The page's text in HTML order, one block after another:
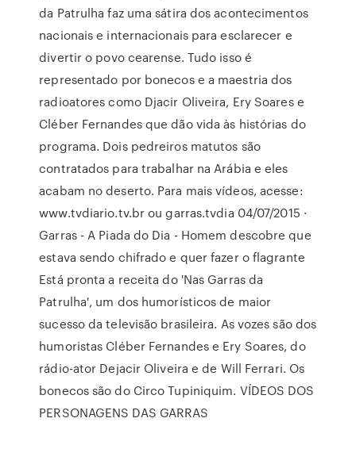
da Patrulha faz uma sátira dos acontecimentos
nacionais e internacionais para esclarecer e
divertir o povo cearense. Tudo isso é
representado por bonecos e a maestria dos
radioatores como Djacir Oliveira, Ery Soares e
Cléber Fernandes que dão vida às histórias do
programa. Dois pedreiros matutos são
contratados para trabalhar na Arábia e eles
acabam no deserto. Para mais vídeos, acesse:
www.tvdiario.tv.br ou garras.tvdia 04/07/2015 ·
Garras - A Piada do Dia - Homem descobre que
estava sendo chifrado e quer fazer o flagrante
Está pronta a receita do 'Nas Garras da
Patrulha', um dos humorísticos de maior
sucesso da televisão brasileira. As vozes são dos
humoristas Cléber Fernandes e Ery Soares, do
rádio-ator Dejacir Oliveira e de Will Ferrari. Os
bonecos são do Circo Tupiniquim. VÍDEOS DOS
PERSONAGENS DAS GARRAS